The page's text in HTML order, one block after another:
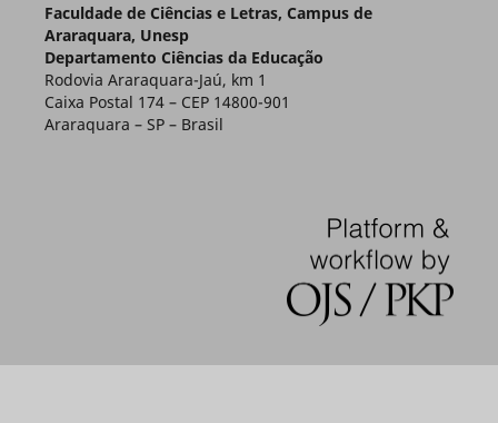
Faculdade de Ciências e Letras, Campus de
Araraquara, Unesp
Departamento Ciências da Educação
Rodovia Araraquara-Jaú, km 1
Caixa Postal 174 – CEP 14800-901
Araraquara – SP – Brasil